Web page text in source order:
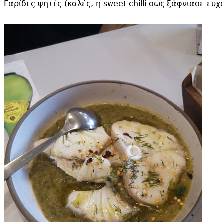
Γαρίδες ψητές (καλές, η sweet chilli σως ξάφνιασε